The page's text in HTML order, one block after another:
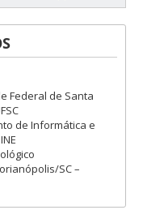
Federal de Santa
de Informática e
SC –